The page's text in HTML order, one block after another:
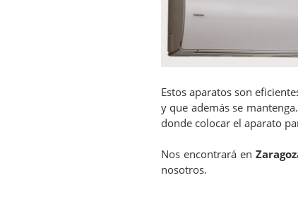
Estos aparatos son
y que además se
donde colocar el aparato
Nos encontrará en
nosotros.